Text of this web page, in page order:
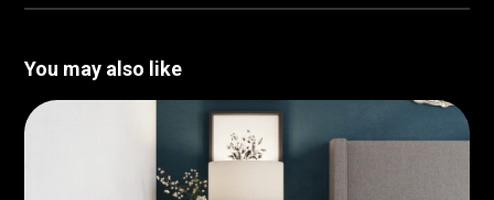
You may also like